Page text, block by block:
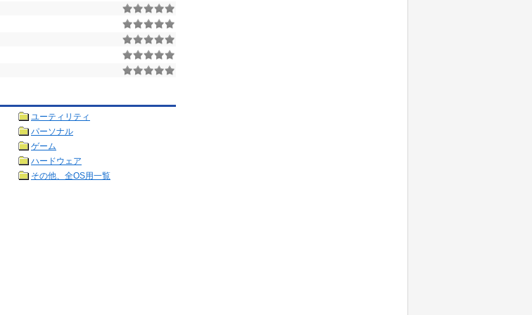
ユーティリティ
パーソナル
ゲーム
ハードウェア
その他、全OS用一覧